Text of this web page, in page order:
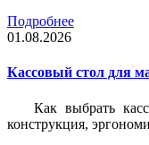
Подробнее
01.08.2026
Кассовый стол для
Как выбрать
конструкция,